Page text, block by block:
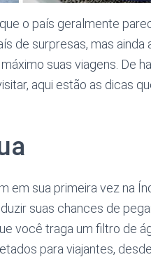
o país geralmente
de surpresas, mas
suas viagens. De
aqui estão as dicas
sua primeira vez na
suas chances de
você traga um filtro de
para viajantes,